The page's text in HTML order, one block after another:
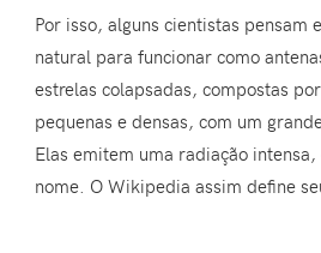
Por isso, alguns cientistas pensam
natural para funcionar como
estrelas colapsadas, compostas
pequenas e densas, com um
Elas emitem uma radiação
nome. O Wikipedia assim define